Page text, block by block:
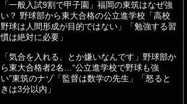
「一般入試9割で甲子園」福岡の東筑はなぜ強
い？ 野球部から東大合格の公立進学校「高校
野球は人間形成が目的ではない」「勉強する習
慣は絶対に必要」
「気合を入れる、とか嫌いなんです」野球部か
ら東大合格者2名…“公立進学校で野球も強
い”東筑のナゾ「監督は数学の先生」「怒ると
きは3分以内」